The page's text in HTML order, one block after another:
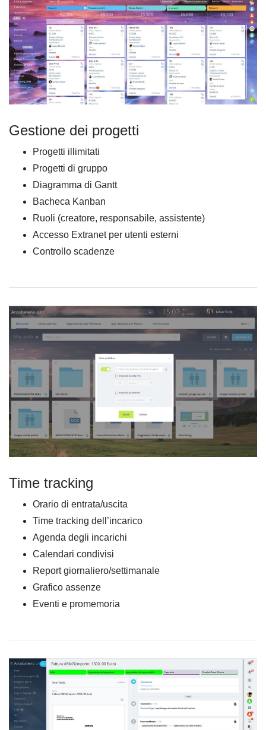
Gestione dei progetti
Progetti illimitati
Progetti di gruppo
Diagramma di Gantt
Bacheca Kanban
Ruoli (creatore, responsabile, assistente)
Accesso Extranet per utenti esterni
Controllo scadenze
Time tracking
Orario di entrata/uscita
Time tracking dell’incarico
Agenda degli incarichi
Calendari condivisi
Report giornaliero/settimanale
Grafico assenze
Eventi e promemoria